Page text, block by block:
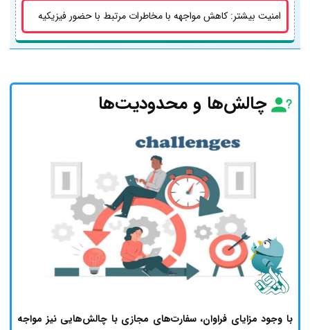
امنیت بیشتر: کاهش مواجهه با مخاطرات مرتبط با حضور فیزیکیه
چالش‌ها و محدودیت‌ها
با وجود مزایای فراوان، سفارت‌های مجازی با چالش‌هایی نیز مواجه